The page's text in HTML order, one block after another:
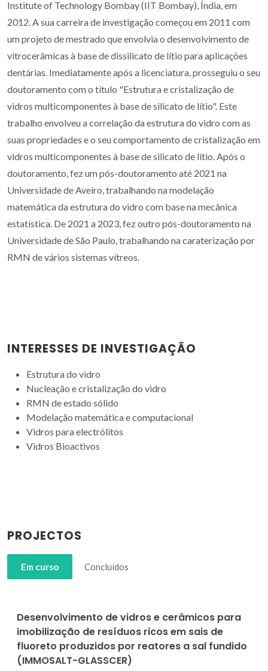
Institute of Technology Bombay (IIT Bombay), Índia, em
2012. A sua carreira de investigação começou em 2011 com
um projeto de mestrado que envolvia o desenvolvimento de
vitrocerâmicas à base de dissilicato de lítio para aplicações
dentárias. Imediatamente após a licenciatura, prosseguiu o seu
doutoramento com o título "Estrutura e cristalização de
vidros multicomponentes à base de silicato de lítio". Este
trabalho envolveu a correlação da estrutura do vidro com as
suas propriedades e o seu comportamento de cristalização em
vidros multicomponentes à base de silicato de lítio. Após o
doutoramento, fez um pós-doutoramento até 2021 na
Universidade de Aveiro, trabalhando na modelação
matemática da estrutura do vidro com base na mecânica
estatística. De 2021 a 2023, fez outro pós-doutoramento na
Universidade de São Paulo, trabalhando na caraterização por
RMN de vários sistemas vítreos.
INTERESSES DE INVESTIGAÇÃO
Estrutura do vidro
Nucleação e cristalização do vidro
RMN de estado sólido
Modelação matemática e computacional
Vidros para electrólitos
Vidros Bioactivos
PROJECTOS
Em curso Concluídos
Desenvolvimento de vidros e cerâmicos para
imobilização de resíduos ricos em sais de
fluoreto produzidos por reatores a sal fundido
(IMMOSALT-GLASSCER)